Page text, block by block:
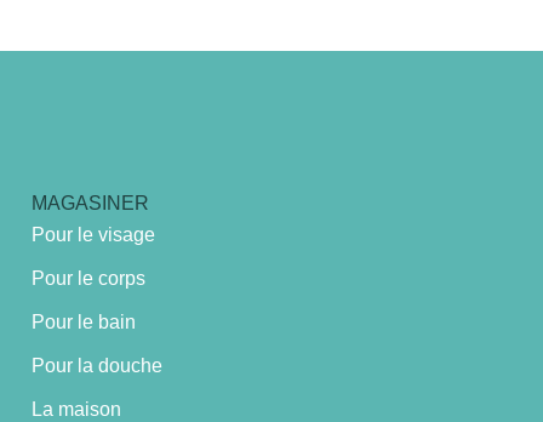
MAGASINER
Pour le visage
Pour le corps
Pour le bain
Pour la douche
La maison